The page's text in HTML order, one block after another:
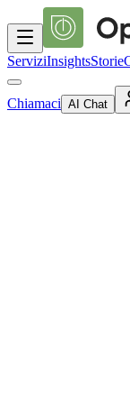
ServiziInsightsStorie
Chiamaci AI Chat